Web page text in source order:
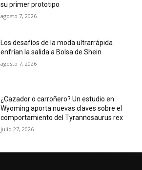
su primer prototipo
agosto 7, 2026
Los desafíos de la moda ultrarrápida
enfrían la salida a Bolsa de Shein
agosto 7, 2026
¿Cazador o carroñero? Un estudio en
Wyoming aporta nuevas claves sobre el
comportamiento del Tyrannosaurus rex
julio 27, 2026